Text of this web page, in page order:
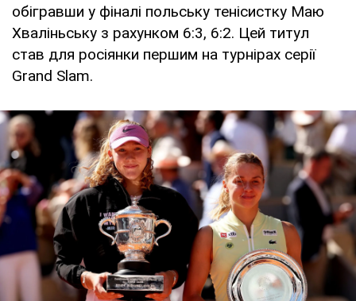
обігравши у фіналі польську тенісистку Маю
Хваліньську з рахунком 6:3, 6:2. Цей титул
став для росіянки першим на турнірах серії
Grand Slam.